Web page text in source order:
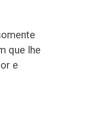
que lhe
e